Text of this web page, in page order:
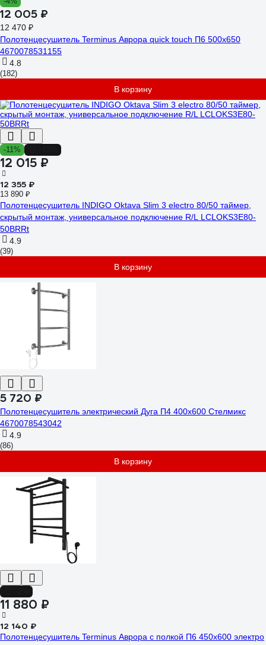
12 005 ₽
12 470 ₽
Полотенцесушитель Terminus Аврора quick touch П6 500x650
4670078531155
4.8
(182)
В корзину
-11%
12 015 ₽
12 355 ₽
13 890 ₽
Полотенцесушитель INDIGO Oktava Slim 3 electro 80/50 таймер,
скрытый монтаж, универсальное подключение R/L LСLOKS3E80-
50BRRt
4.9
(39)
В корзину
5 720 ₽
Полотенцесушитель электрический Дуга П4 400x600 Стелмикс
4670078543042
4.9
(86)
В корзину
11 880 ₽
12 140 ₽
Полотенцесушитель Terminus Аврора с полкой П6 450x600 электро